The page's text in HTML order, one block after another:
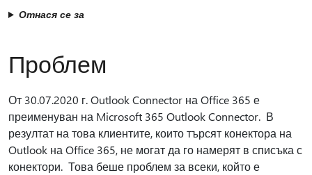
Отнася се за
Проблем
От 30.07.2020 г. Outlook Connector на Office 365 е
преименуван на Microsoft 365 Outlook Connector. В
резултат на това клиентите, които търсят конектора на
Outlook на Office 365, не могат да го намерят в списъка с
конектори. Това беше проблем за всеки, който е